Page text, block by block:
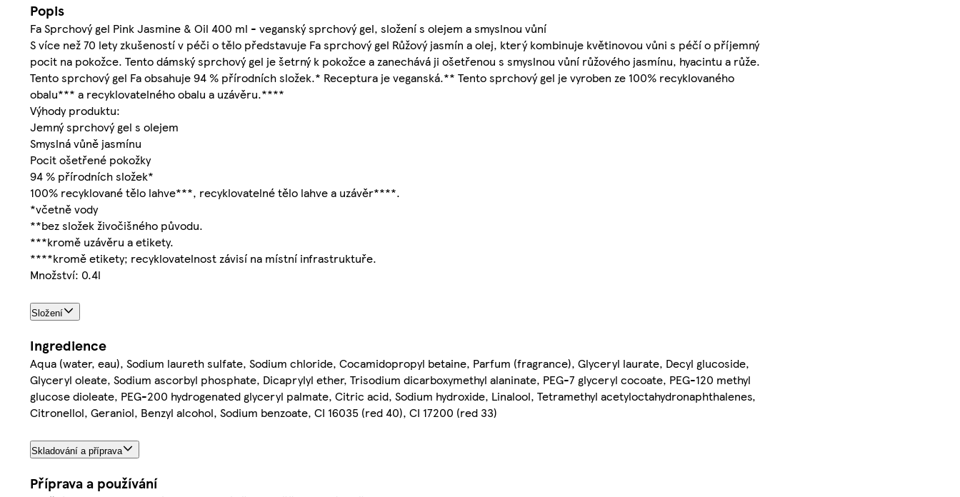
Popis
Fa Sprchový gel Pink Jasmine & Oil 400 ml - veganský sprchový gel, složení s olejem a smyslnou vůní
S více než 70 lety zkušeností v péči o tělo představuje Fa sprchový gel Růžový jasmín a olej, který kombinuje květinovou vůni s péčí o příjemný
pocit na pokožce. Tento dámský sprchový gel je šetrný k pokožce a zanechává ji ošetřenou s smyslnou vůní růžového jasmínu, hyacintu a růže.
Tento sprchový gel Fa obsahuje 94 % přírodních složek.* Receptura je veganská.** Tento sprchový gel je vyroben ze 100% recyklovaného
obalu*** a recyklovatelného obalu a uzávěru.****
Výhody produktu:
Jemný sprchový gel s olejem
Smyslná vůně jasmínu
Pocit ošetřené pokožky
94 % přírodních složek*
100% recyklované tělo lahve***, recyklovatelné tělo lahve a uzávěr****.
*včetně vody
**bez složek živočišného původu.
***kromě uzávěru a etikety.
****kromě etikety; recyklovatelnost závisí na místní infrastruktuře.
Množství: 0.4l
Složení
Ingredience
Aqua (water, eau), Sodium laureth sulfate, Sodium chloride, Cocamidopropyl betaine, Parfum (fragrance), Glyceryl laurate, Decyl glucoside,
Glyceryl oleate, Sodium ascorbyl phosphate, Dicaprylyl ether, Trisodium dicarboxymethyl alaninate, PEG-7 glyceryl cocoate, PEG-120 methyl
glucose dioleate, PEG-200 hydrogenated glyceryl palmate, Citric acid, Sodium hydroxide, Linalool, Tetramethyl acetyloctahydronaphthalenes,
Citronellol, Geraniol, Benzyl alcohol, Sodium benzoate, CI 16035 (red 40), CI 17200 (red 33)
Skladování a příprava
Příprava a používání